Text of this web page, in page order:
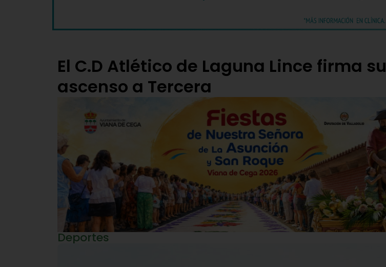
El C.D Atlético de Laguna Lince firma su
ascenso a Tercera
Deportes